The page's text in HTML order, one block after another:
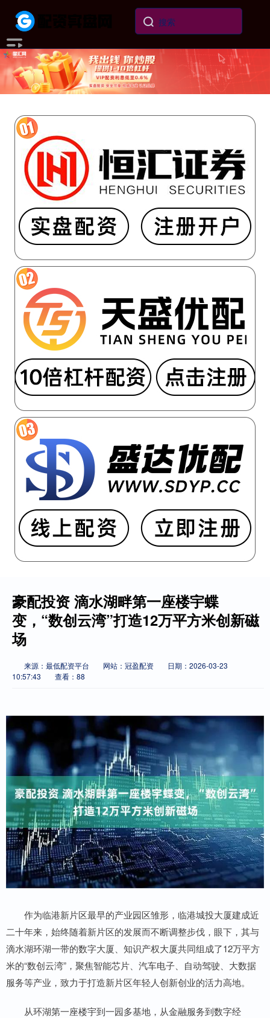
豪配投资 滴水湖畔第一座楼宇蝶
变，“数创云湾”打造12万平方米创新磁
场
来源：最低配资平台 网站：冠盈配资
日期：2026-03-23
10:57:43
查看：88
作为临港新片区最早的产业园区雏形，临港城投大厦建成近
二十年来，始终随着新片区的发展而不断调整步伐，眼下，其与
滴水湖环湖一带的数字大厦、知识产权大厦共同组成了12万平方
米的“数创云湾”，聚焦智能芯片、汽车电子、自动驾驶、大数据
服务等产业，致力于打造新片区年轻人创新创业的活力高地。
从环湖第一座楼宇到一园多基地，从金融服务到数字经